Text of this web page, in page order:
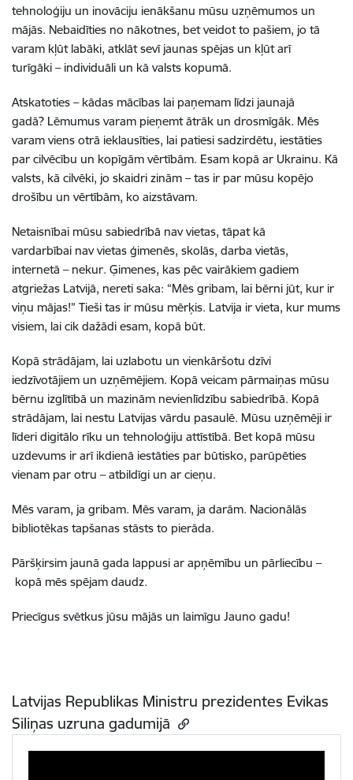
tehnoloģiju un inovāciju ienākšanu mūsu uzņēmumos un
mājās. Nebaidīties no nākotnes, bet veidot to pašiem, jo tā
varam kļūt labāki, atklāt sevī jaunas spējas un kļūt arī
turīgāki –individuāli un kā valsts kopumā.
Atskatoties –kādas mācības lai paņemam līdzi jaunajā
gadā? Lēmumus varam pieņemt ātrāk un drosmīgāk. Mēs
varam viens otrā ieklausīties, lai patiesi sadzirdētu, iestāties
par cilvēcību un kopīgām vērtībām. Esam kopā ar Ukrainu. Kā
valsts, kā cilvēki, jo skaidri zinām –tas ir par mūsu kopējo
drošību un vērtībām, ko aizstāvam.
Netaisnībai mūsu sabiedrībā nav vietas, tāpat kā
vardarbībai nav vietas ģimenēs, skolās, darba vietās,
internetā – nekur. Ģimenes, kas pēc vairākiem gadiem
atgriežas Latvijā, nereti saka: “Mēs gribam, lai bērni jūt, kur ir
viņu mājas!” Tieši tas ir mūsu mērķis. Latvija ir vieta, kur mums
visiem, lai cik dažādi esam, kopā būt.
Kopā strādājam, lai uzlabotu un vienkāršotu dzīvi
iedzīvotājiem un uzņēmējiem. Kopā veicam pārmaiņas mūsu
bērnu izglītībā un mazinām nevienlīdzību sabiedrībā. Kopā
strādājam, lai nestu Latvijas vārdu pasaulē. Mūsu uzņēmēji ir
līderi digitālo rīku un tehnoloģiju attīstībā. Bet kopā mūsu
uzdevums ir arī ikdienā iestāties par būtisko, parūpēties
vienam par otru –atbildīgi un ar cieņu.
Mēs varam, ja gribam. Mēs varam, ja darām. Nacionālās
bibliotēkas tapšanas stāsts to pierāda.
Pāršķirsim jaunā gada lappusi ar apņēmību un pārliecību –
kopā mēs spējam daudz.
Priecīgus svētkus jūsu mājās un laimīgu Jauno gadu!
Latvijas Republikas Ministru prezidentes Evikas
Siliņas uzruna gadumijā